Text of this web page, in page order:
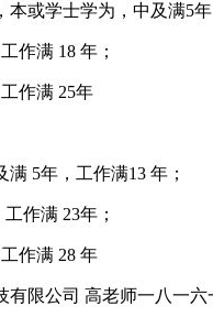
本或学士学为 ，中 及满5年
作满 18 年；
作满 25年
满 5年，工作满13 年；
工作满 23年；
作满 28 年
有限公司 高老师一八一六